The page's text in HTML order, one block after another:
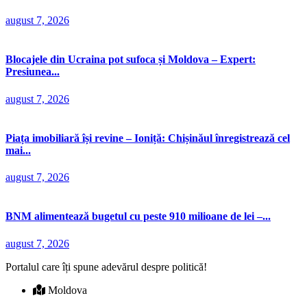
august 7, 2026
Blocajele din Ucraina pot sufoca și Moldova – Expert:
Presiunea...
august 7, 2026
Piața imobiliară își revine – Ioniță: Chișinăul înregistrează cel
mai...
august 7, 2026
BNM alimentează bugetul cu peste 910 milioane de lei –...
august 7, 2026
Portalul care îți spune adevărul despre politică!
Moldova